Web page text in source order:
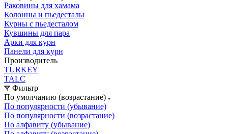
Раковины для хамама
Колонны и пьедесталы
Курны с пьедесталом
Кувшины для пара
Арки для курн
Панели для курн
Производитель
TURKEY
TALC
Фильтр
По умолчанию (возрастание)
По популярности (убывание)
По популярности (возрастание)
По алфавиту (убывание)